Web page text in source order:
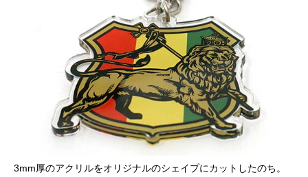
3mm厚のアクリルをオリジナルのシェイプにカットしたのち。